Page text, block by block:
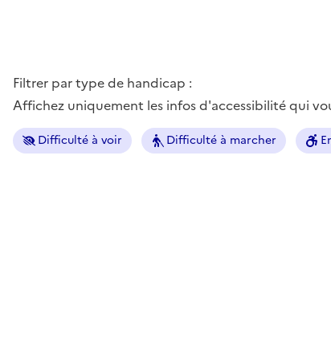
Filtrer par type de handicap :
Affichez uniquement les infos d'accessibilité qui
Difficulté à voir Difficulté à marcher